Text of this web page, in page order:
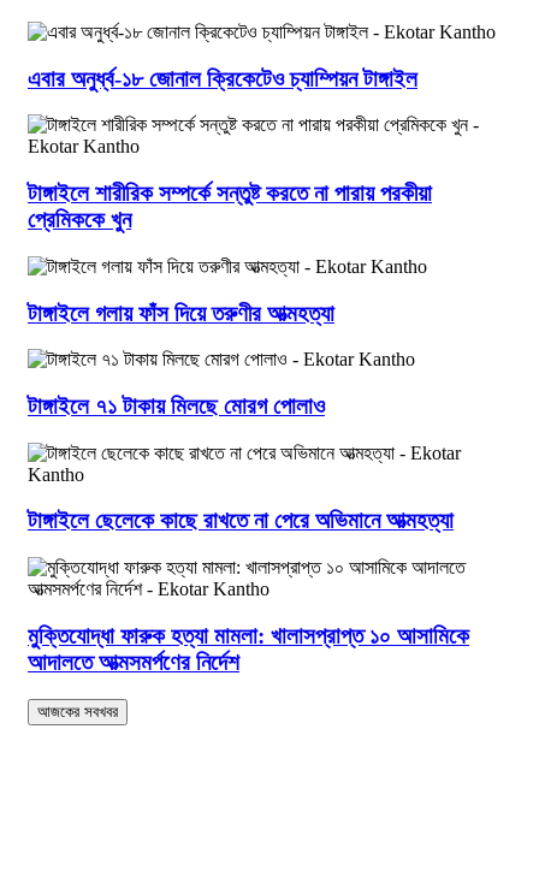
এবার অনুর্ধ্ব-১৮ জোনাল ক্রিকেটেও চ্যাম্পিয়ন টাঙ্গাইল
টাঙ্গাইলে শারীরিক সম্পর্কে সন্তুষ্ট করতে না পারায় পরকীয়া
প্রেমিককে খুন
টাঙ্গাইলে গলায় ফাঁস দিয়ে তরুণীর আত্মহত্যা
টাঙ্গাইলে ৭১ টাকায় মিলছে মোরগ পোলাও
টাঙ্গাইলে ছেলেকে কাছে রাখতে না পেরে অভিমানে আত্মহত্যা
মুক্তিযোদ্ধা ফারুক হত্যা মামলা: খালাসপ্রাপ্ত ১০ আসামিকে
আদালতে আত্মসমর্পণের নির্দেশ